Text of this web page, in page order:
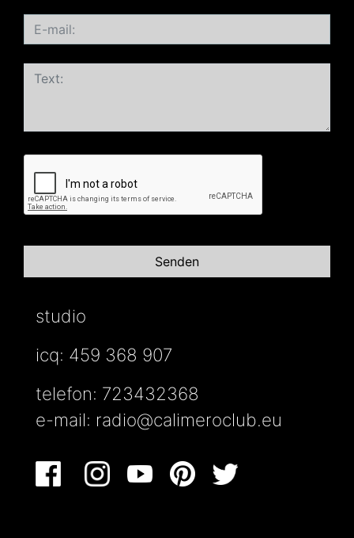
studio
icq: 459 368 907
telefon: 723432368
e-mail: radio@calimeroclub.eu